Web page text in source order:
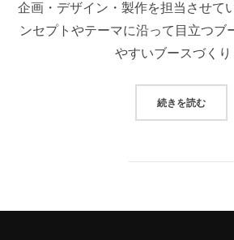
企画・デザイン・製作を担当させて
ンセプトやテーマに沿って目立つブ
やすいブースづく
続きを読む“エヌ